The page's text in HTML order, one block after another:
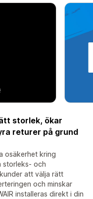
storlek, ökar
returer på grund
osäkerhet kring
storleks- och
att välja rätt
och minskar
installeras direkt i din